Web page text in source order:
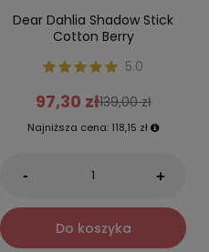
Dear Dahlia Shadow Stick
Cotton Berry
5.0
97,30 zł139,00 zł
Najniższa cena: 118,15 zł
- +
Do koszyka